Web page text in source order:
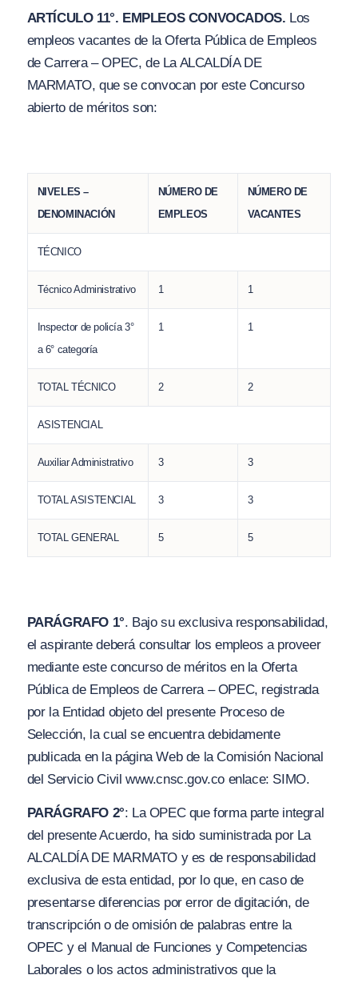
ARTÍCULO 11°. EMPLEOS CONVOCADOS. Los
empleos vacantes de la Oferta Pública de Empleos
de Carrera – OPEC, de La ALCALDÍA DE
MARMATO, que se convocan por este Concurso
abierto de méritos son:
NIVELES –
DENOMINACIÓN
NÚMERO DE
EMPLEOS
NÚMERO DE
VACANTES
TÉCNICO
Técnico Administrativo 1 1
Inspector de policía 3°
a 6° categoría
1 1
TOTAL TÉCNICO 2 2
ASISTENCIAL
Auxiliar Administrativo 3 3
TOTAL ASISTENCIAL 3 3
TOTAL GENERAL 5 5
PARÁGRAFO 1°. Bajo su exclusiva responsabilidad,
el aspirante deberá consultar los empleos a proveer
mediante este concurso de méritos en la Oferta
Pública de Empleos de Carrera – OPEC, registrada
por la Entidad objeto del presente Proceso de
Selección, la cual se encuentra debidamente
publicada en la página Web de la Comisión Nacional
del Servicio Civil www.cnsc.gov.co enlace: SIMO.
PARÁGRAFO 2°: La OPEC que forma parte integral
del presente Acuerdo, ha sido suministrada por La
ALCALDÍA DE MARMATO y es de responsabilidad
exclusiva de esta entidad, por lo que, en caso de
presentarse diferencias por error de digitación, de
transcripción o de omisión de palabras entre la
OPEC y el Manual de Funciones y Competencias
Laborales o los actos administrativos que la